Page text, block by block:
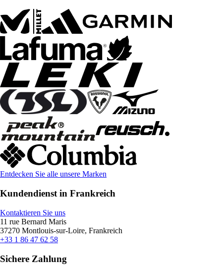
Entdecken Sie alle unsere Marken
Kundendienst in Frankreich
Kontaktieren Sie uns
11 rue Bernard Maris
37270 Montlouis-sur-Loire, Frankreich
+33 1 86 47 62 58
Sichere Zahlung